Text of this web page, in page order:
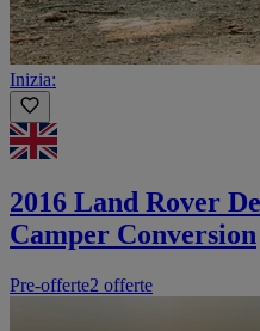
Inizia:
2016 Land Rover
Camper Conversion
Pre-offerte2 offerte